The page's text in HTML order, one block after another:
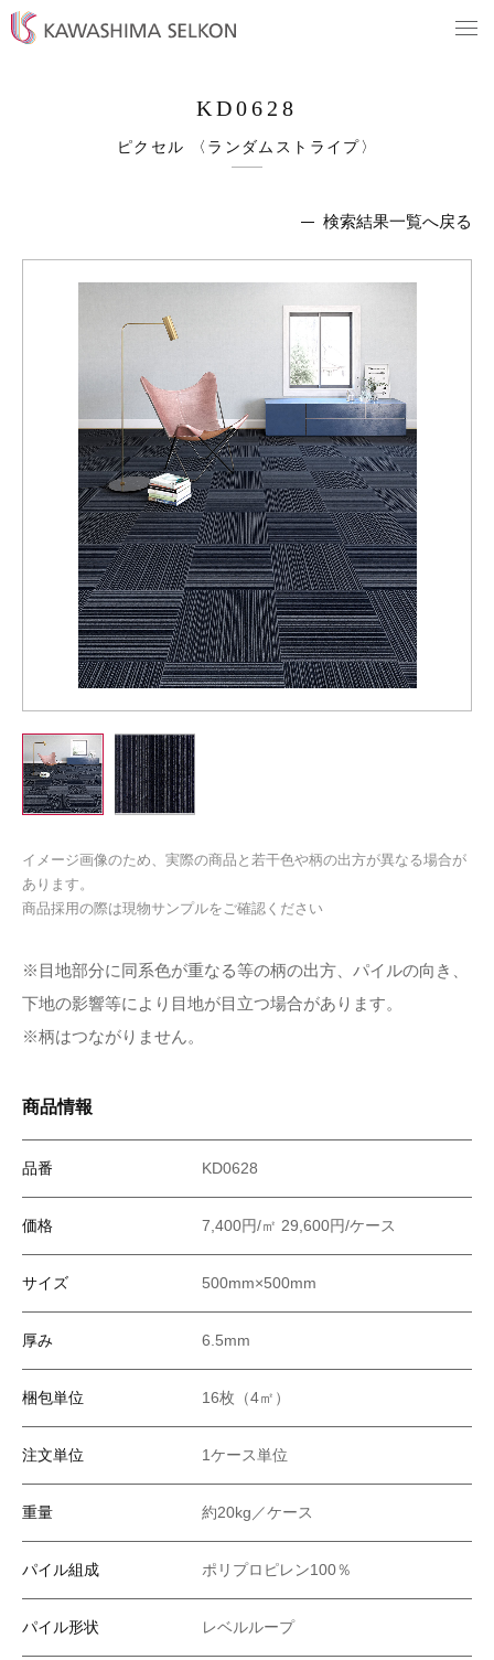
KD0628
ピクセル 〈ランダムストライプ〉
検索結果一覧へ戻る
イメージ画像のため、実際の商品と若干色や柄の出方が異なる場合が
あります。
商品採用の際は現物サンプルをご確認ください
※目地部分に同系色が重なる等の柄の出方、パイルの向き、
下地の影響等により目地が目立つ場合があります。
※柄はつながりません。
商品情報
品番 KD0628
価格 7,400円/㎡ 29,600円/ケース
サイズ 500mm×500mm
厚み 6.5mm
梱包単位 16枚（4㎡）
注文単位 1ケース単位
重量 約20kg／ケース
パイル組成 ポリプロピレン100％
パイル形状 レベルループ